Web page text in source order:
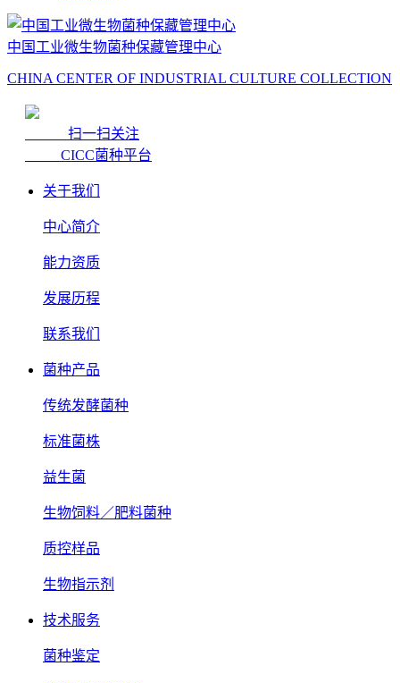
中国工业微生物菌种保藏管理中心
CHINA CENTER OF INDUSTRIAL CULTURE COLLECTION
扫一扫关注
CICC菌种平台
关于我们
中心简介
能力资质
发展历程
联系我们
菌种产品
传统发酵菌种
标准菌株
益生菌
生物饲料／肥料菌种
质控样品
生物指示剂
技术服务
菌种鉴定